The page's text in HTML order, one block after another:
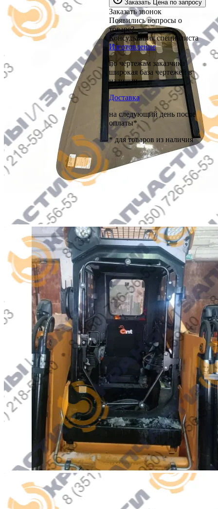
Заказать Цена по запросу
Заказать звонок
Появились вопросы о
товаре?
Консультация специалиста
Изготовление
по чертежам заказчика
широкая база чертежей в
наличии
Доставка
на следующий день после
оплаты*
* для товаров из наличия